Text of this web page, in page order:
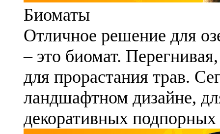
Биоматы
Отличное решение для
– это биомат.
для прорастания трав.
ландшафтном дизайне,
декоративных подпорных